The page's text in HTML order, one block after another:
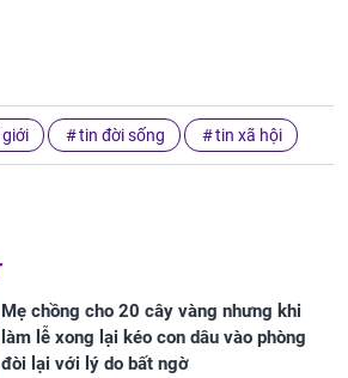
tin đời sống tin xã hội
Mẹ chồng cho 20 cây vàng nhưng khi
làm lễ xong lại kéo con dâu vào phòng
đòi lại với lý do bất ngờ